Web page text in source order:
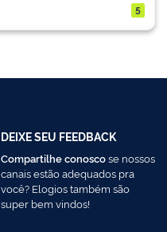
5
DEIXE SEU FEEDBACK
Compartilhe conoscose nossos
canais estão adequados pra
você? Elogios também são
super bem vindos!